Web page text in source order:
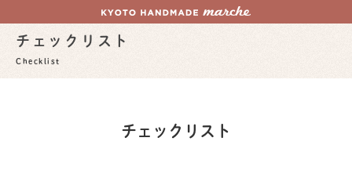
チェックリスト
Checklist
チェックリスト